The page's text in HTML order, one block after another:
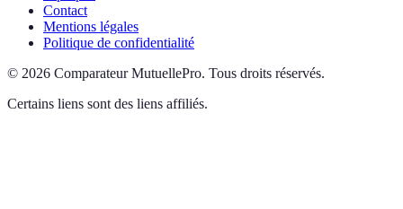
Contact
Mentions légales
Politique de confidentialité
© 2026 Comparateur MutuellePro. Tous droits réservés.
Certains liens sont des liens affiliés.